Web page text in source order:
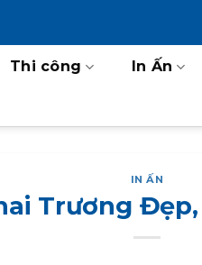
Thi công In Ấn
IN ẤN
Trương